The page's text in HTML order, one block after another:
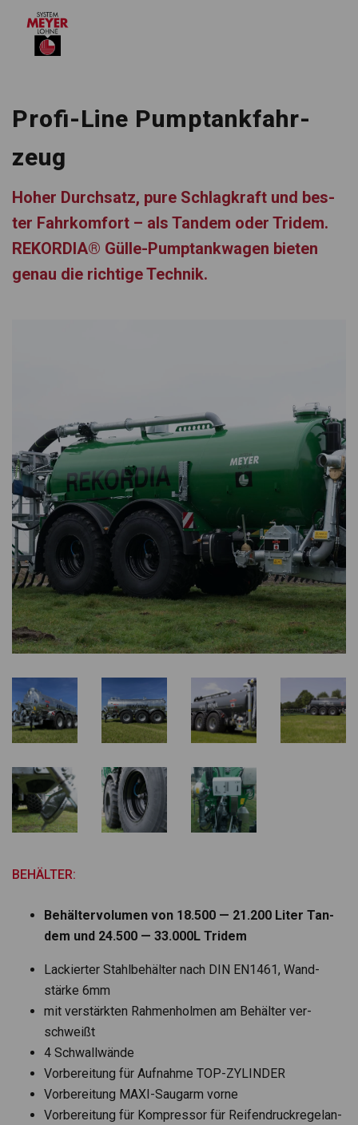
Profi-Line Pump­tank­fahr­
zeug
Hoher Durch­satz, pure Schlag­kraft und bes­
ter Fahr­kom­fort – als Tan­dem oder Tri­dem.
REKORDIA® Gülle-Pump­tank­wa­gen bie­ten
genau die rich­tige Tech­nik.
BEHÄLTER:
Behäl­ter­vo­lu­men von 18.500 — 21.200 Liter Tan­
dem und 24.500 — 33.000L Tri­dem
Lackier­ter Stahl­be­häl­ter nach DIN EN1461, Wand­
stärke 6mm
mit ver­stärk­ten Rah­men­hol­men am Behäl­ter ver­
schweißt
4 Schwall­wände
Vor­be­rei­tung für Auf­nahme TOP-ZYLINDER
Vor­be­rei­tung MAXI-Saug­arm vorne
Vor­be­rei­tung für Kom­pres­sor für Rei­fen­druck­re­gel­an­